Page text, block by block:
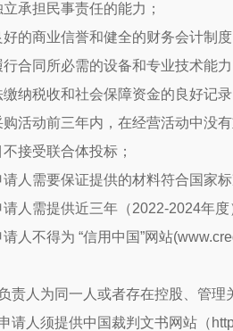
立承担民事责任的能力；
好的商业信誉和健全的财务会计制度
行合同所必需的设备和专业技术能力
缴纳税收和社会保障资金的良好记录
购活动前三年内，在经营活动中没
不接受联合体投标；
请人需要保证提供的材料符合国家标
请人需提供近三年（2022-2024年度
请人不得为 “信用中国”网站
负责人为同一人或者存在控股、管
请人 须提供中国裁判文书网站（